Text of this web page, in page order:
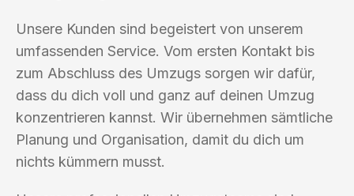
Unsere Kunden sind begeistert von unserem
umfassenden Service. Vom ersten Kontakt bis
zum Abschluss des Umzugs sorgen wir dafür,
dass du dich voll und ganz auf deinen Umzug
konzentrieren kannst. Wir übernehmen sämtliche
Planung und Organisation, damit du dich um
nichts kümmern musst.